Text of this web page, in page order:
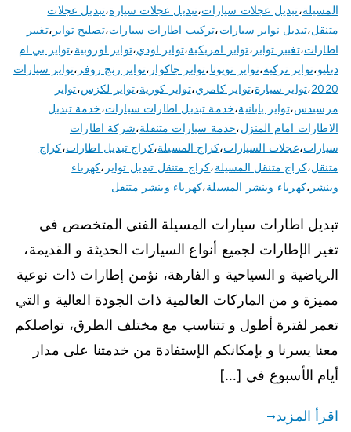
المسيلة،تبديل عجلات سيارات،تبديل عجلات سيارة،تبديل عجلات
متنقل،تبديل نوابر سيارات،تركيب اطارات سيارات،تصليح تواير ،تغيير
اطارات،تغيير تواير ،تواير امريكية،تواير اودي،تواير اوروبية،تواير بي ام
دبليو،تواير تركية،تواير تويوتا،تواير جاكوار ،تواير رنج روفر ،تواير سيارات
2020،تواير سيارة،تواير كامري،تواير كورية،تواير لكزس،تواير
مرسيدس،تواير يابانية،خدمة تبديل اطارات سيارات،خدمة تبديل
الاطارات امام المنزل،خدمة سيارات متنقلة،شركة اطارات
سيارات،عجلات السيارات،كراج المسيلة،كراج تبديل اطارات،كراج
متنقل،كراج متنقل المسيلة،كراج متنقل تبديل تواير ،كهرباء
وبنشر ،كهرباء وبنشر المسيلة،كهرباء وبنشر متنقل
تبديل اطارات سيارات المسيلة الفني المتخصص في
تغير الإطارات لجميع أنواع السيارات الحديثة و القديمة،
الرياضية و السياحية و الفارهة، نؤمن إطارات ذات نوعية
مميزة و من الماركات العالمية ذات الجودة العالية و التي
تعمر لفترة أطول و تتناسب مع مختلف الطرق، تواصلكم
معنا يسرنا و بإمكانكم الإستفادة من خدمتنا على مدار
أيام الأسبوع في […]
اقرأ المزيد